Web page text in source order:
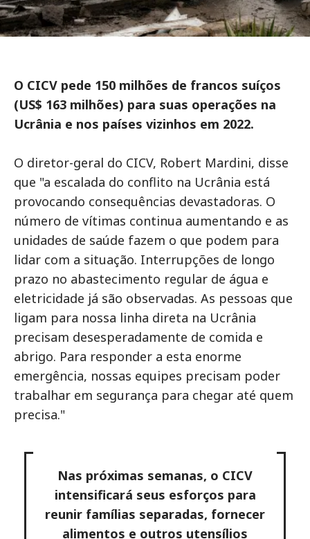
O CICV pede 150 milhões de francos suíços
(US$ 163 milhões) para suas operações na
Ucrânia e nos países vizinhos em 2022.
O diretor-geral do CICV, Robert Mardini, disse
que "a escalada do conflito na Ucrânia está
provocando consequências devastadoras. O
número de vítimas continua aumentando e as
unidades de saúde fazem o que podem para
lidar com a situação. Interrupções de longo
prazo no abastecimento regular de água e
eletricidade já são observadas. As pessoas que
ligam para nossa linha direta na Ucrânia
precisam desesperadamente de comida e
abrigo. Para responder a esta enorme
emergência, nossas equipes precisam poder
trabalhar em segurança para chegar até quem
precisa."
Nas próximas semanas, o CICV
intensificará seus esforços para
reunir famílias separadas, fornecer
alimentos e outros utensílios